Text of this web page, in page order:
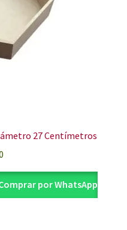
27 Centímetros
por WhatsApp